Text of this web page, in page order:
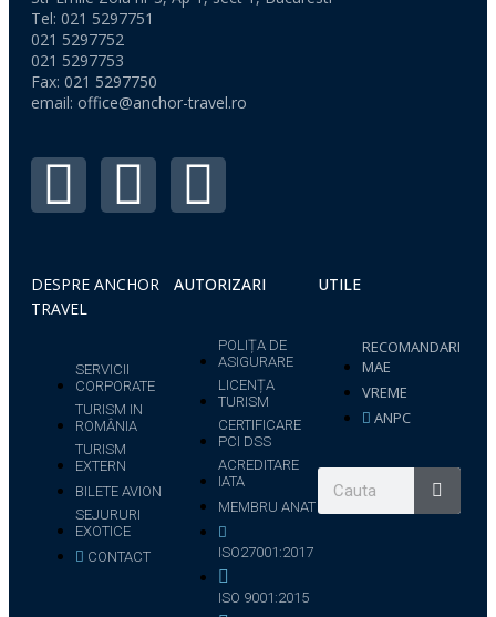
Tel: 021 5297751
021 5297752
021 5297753
Fax: 021 5297750
email: office@anchor-travel.ro
DESPRE ANCHOR
TRAVEL
SERVICII
CORPORATE
TURISM IN
ROMÂNIA
TURISM
EXTERN
BILETE AVION
SEJURURI
EXOTICE
CONTACT
AUTORIZARI
POLIȚA DE
ASIGURARE
LICENȚA
TURISM
CERTIFICARE
PCI DSS
ACREDITARE
IATA
MEMBRU ANAT
ISO27001:2017
ISO 9001:2015
UTILE
RECOMANDARI
MAE
VREME
ANPC